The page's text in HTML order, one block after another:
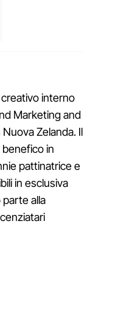
interno
Marketing and
Zelanda. Il
in
pattinatrice e
in esclusiva
alla